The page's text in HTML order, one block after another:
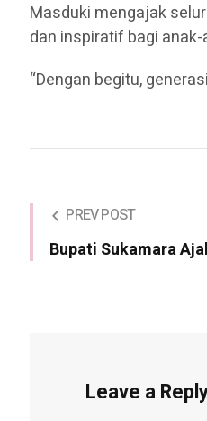
Masduki mengajak
dan inspiratif bagi anak-
“Dengan begitu,
PREV POST
Bupati Sukamara
Leave a